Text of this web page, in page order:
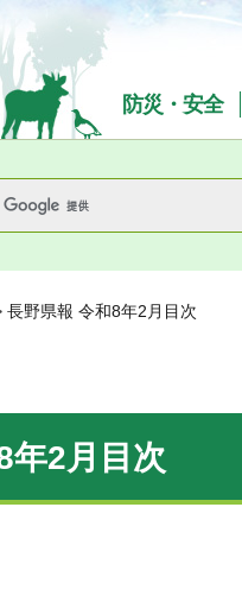
県Nagano Prefecture
防災・安全
長野県報 令和8年2月目次
年2月目次